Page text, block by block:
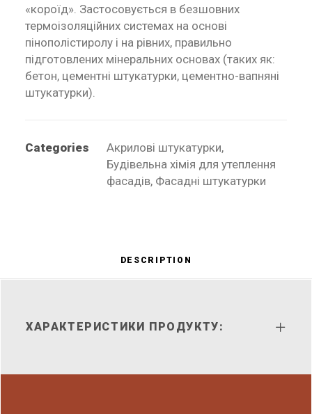
«короїд». Застосовується в безшовних
термоізоляційних системах на основі
пінополістиролу і на рівних, правильно
підготовлених мінеральних основах (таких як:
бетон, цементні штукатурки, цементно-вапняні
штукатурки).
Categories Акрилові штукатурки,
Будівельна хімія для утеплення
фасадів, Фасадні штукатурки
DESCRIPTION
ХАРАКТЕРИСТИКИ ПРОДУКТУ: